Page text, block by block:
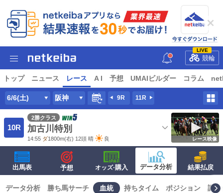
LIVE
競輪
トップ ニュース レース A I 予想 UMAIビルダー コラム
6/6(土) 阪神 9R 11R
10R
2勝クラス
加古川特別
14:55 ダ1800m(右) 12頭 晴 良 レース映像
出馬表 予想 オッズ·購入 データ分析 結果払戻
データ分析 勝ち馬サーチ 血統 持ちタイム ポジション 調子